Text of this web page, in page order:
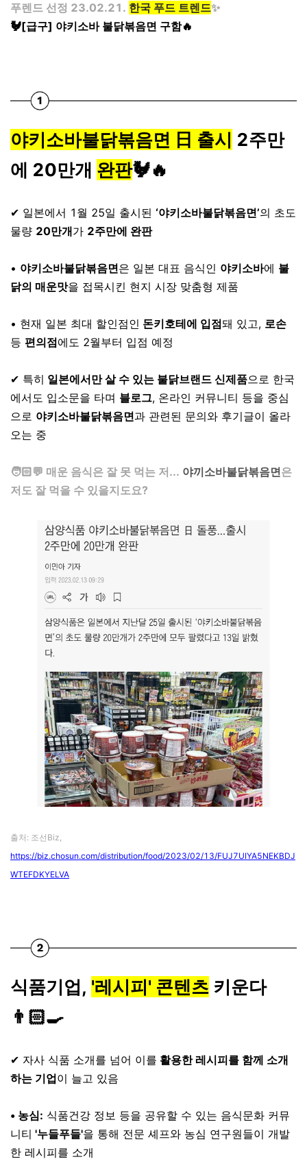
푸렌드 선정 23.02.21. 한국 푸드 트렌드✨
🐓[급구] 야키소바 불닭볶음면 구함🔥
야키소바불닭볶음면 日 출시 2주만
에 20만개 완판🐓🔥
✔ 일본에서 1월 25일 출시된 ‘야키소바불닭볶음면’의 초도
물량 20만개가 2주만에 완판
• 야키소바불닭볶음면은 일본 대표 음식인 야키소바에 불
닭의 매운맛을 접목시킨 현지 시장 맞춤형 제품
• 현재 일본 최대 할인점인 돈키호테에 입점돼 있고, 로손
등 편의점에도 2월부터 입점 예정
✔ 특히 일본에서만 살 수 있는 불닭브랜드 신제품으로 한국
에서도 입소문을 타며 블로그, 온라인 커뮤니티 등을 중심
으로 야키소바불닭볶음면과 관련된 문의와 후기글이 올라
오는 중
🧑🏻💬 매운 음식은 잘 못 먹는 저... 야끼소바불닭볶음면은
저도 잘 먹을 수 있을지도요?
출처: 조선Biz,
https://biz.chosun.com/distribution/food/2023/02/13/FUJ7UIYA5NEKBDJ
WTEFDKYELVA
식품기업, '레시피' 콘텐츠 키운다
👨🏻‍🍳
✔ 자사 식품 소개를 넘어 이를 활용한 레시피를 함께 소개
하는 기업이 늘고 있음
• 농심: 식품건강 정보 등을 공유할 수 있는 음식문화 커뮤
니티 '누들푸들'을 통해 전문 셰프와 농심 연구원들이 개발
한 레시피를 소개